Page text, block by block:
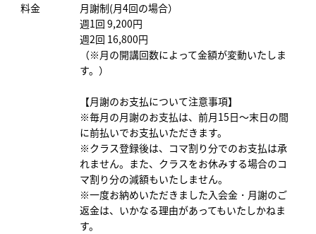
料金
月謝制(月4回の場合）
週1回 9,200円
週2回 16,800円
（※月の開講回数によって金額が変動いたしま
す。）
【月謝のお支払について注意事項】
※毎月の月謝のお支払は、前月15日～末日の間
に前払いでお支払いただきます。
※クラス登録後は、コマ割り分でのお支払は承
れません。また、クラスをお休みする場合のコ
マ割り分の減額もいたしません。
※一度お納めいただきました入会金・月謝のご
返金は、いかなる理由があってもいたしかねま
す。